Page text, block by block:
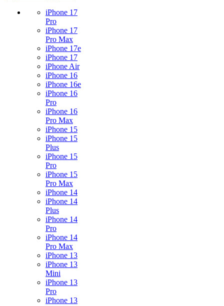
iPhone 17
Pro
iPhone 17
Pro Max
iPhone 17e
iPhone 17
iPhone Air
iPhone 16
iPhone 16e
iPhone 16
Pro
iPhone 16
Pro Max
iPhone 15
iPhone 15
Plus
iPhone 15
Pro
iPhone 15
Pro Max
iPhone 14
iPhone 14
Plus
iPhone 14
Pro
iPhone 14
Pro Max
iPhone 13
iPhone 13
Mini
iPhone 13
Pro
iPhone 13